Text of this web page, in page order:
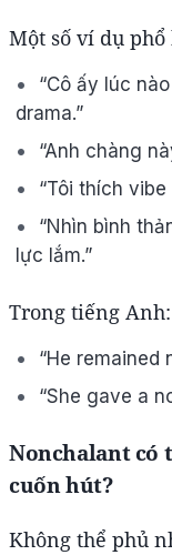
Một số ví dụ phổ
“Cô ấy lúc
drama.”
“Anh chàng
“Tôi thích
“Nhìn bình
lực lắm.”
Trong tiếng Anh:
“He remained
“She gave a
Nonchalant có
cuốn hút?
Không thể phủ